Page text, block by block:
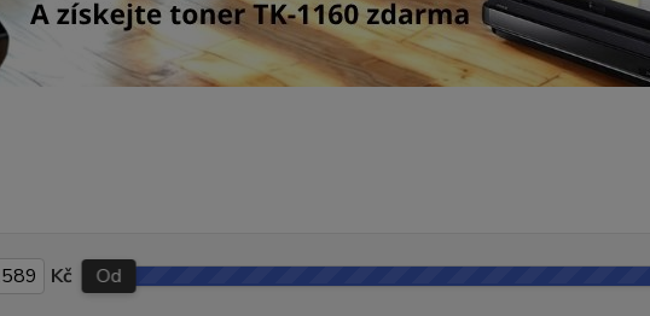
Kč Od